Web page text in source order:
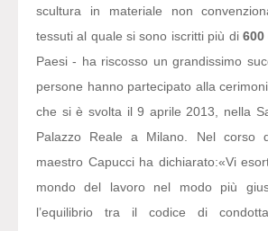
scultura in materiale non
tessuti al quale si sono iscritti più di 600
Paesi - ha riscosso un grandissimo
persone hanno partecipato alla
che si è svolta il 9 aprile 2013, nella
Palazzo Reale a Milano. Nel corso
maestro Capucci ha dichiarato:«Vi
mondo del lavoro nel modo più
l’equilibrio tra il codice di